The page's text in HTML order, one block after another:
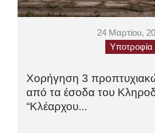
24 Μαρτίου,
Υποτροφία
Χορήγηση 3
από τα έσοδα του
“Κλέαρχου...